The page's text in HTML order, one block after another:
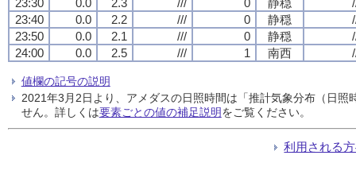
23:40
0.0 2.2 /// 0 静穏
23:50
0.0 2.1 /// 0 静穏
24:00
0.0 2.5 /// 1 南西
値欄の記号の説明
2021年3月2日より、アメダスの日照時間は「推計気象分布（日
せん。詳しくは要素ごとの値の補足説明をご覧ください。
利用される